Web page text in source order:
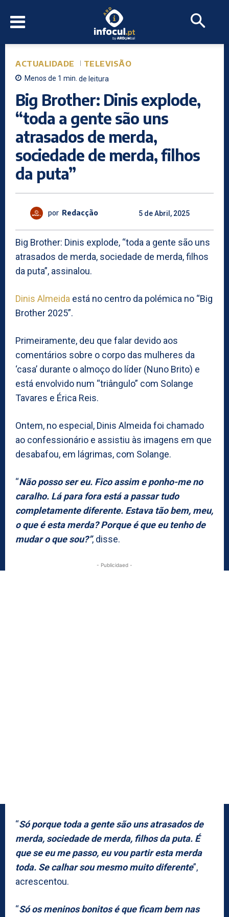
ACTUALIDADE TELEVISÃO
Menos de 1 min. de leitura
Big Brother: Dinis explode,
“toda a gente são uns
atrasados de merda,
sociedade de merda, filhos
da puta”
por Redacção 5 de Abril, 2025
Big Brother: Dinis explode, “toda a gente são uns
atrasados de merda, sociedade de merda, filhos
da puta”, assinalou.
Dinis Almeida está no centro da polémica no “Big
Brother 2025”.
Primeiramente, deu que falar devido aos
comentários sobre o corpo das mulheres da
‘casa’ durante o almoço do líder (Nuno Brito) e
está envolvido num “triângulo” com Solange
Tavares e Érica Reis.
Ontem, no especial, Dinis Almeida foi chamado
ao confessionário e assistiu às imagens em que
desabafou, em lágrimas, com Solange.
“Não posso ser eu. Fico assim e ponho-me no
caralho. Lá para fora está a passar tudo
completamente diferente. Estava tão bem, meu,
o que é esta merda? Porque é que eu tenho de
mudar o que sou?”, disse.
- Publicidaed -
“Só porque toda a gente são uns atrasados de
merda, sociedade de merda, filhos da puta. É
que se eu me passo, eu vou partir esta merda
toda. Se calhar sou mesmo muito diferente”,
acrescentou.
“Só os meninos bonitos é que ficam bem nas